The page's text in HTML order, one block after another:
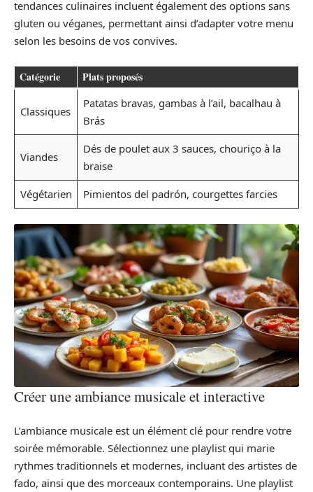
tendances culinaires incluent également des options sans
gluten ou véganes, permettant ainsi d’adapter votre menu
selon les besoins de vos convives.
Catégorie Plats proposés
Classiques
Patatas bravas, gambas à l’ail, bacalhau à
Brás
Viandes
Dés de poulet aux 3 sauces, chouriço à la
braise
Végétarien
Pimientos del padrón, courgettes farcies
Créer une ambiance musicale et interactive
L’ambiance musicale est un élément clé pour rendre votre
soirée mémorable. Sélectionnez une playlist qui marie
rythmes traditionnels et modernes, incluant des artistes de
fado, ainsi que des morceaux contemporains. Une playlist